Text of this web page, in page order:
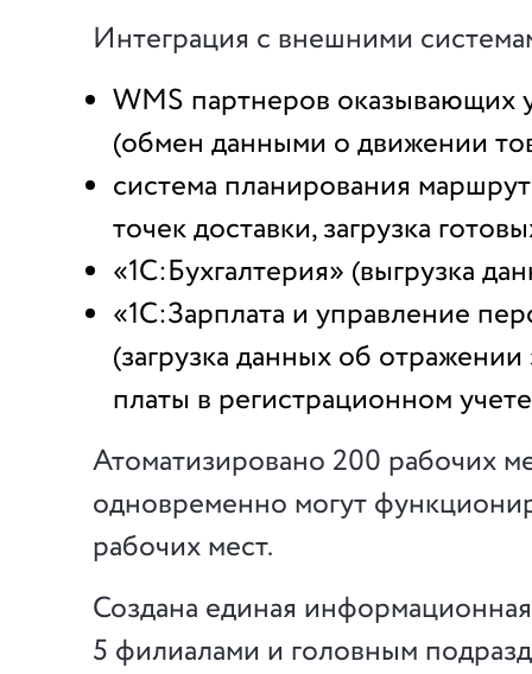
Интеграция с внешними
WMS партнеров оказывающих
(обмен данными о движении
система планирования
точек доставки, загрузка
«1С:Бухгалтерия» (выгрузка
«1С:Зарплата и управление
(загрузка данных об
платы в регистрационном
Атоматизировано 200 рабочих
одновременно могут
рабочих мест.
Создана единая
5 филиалами и головным